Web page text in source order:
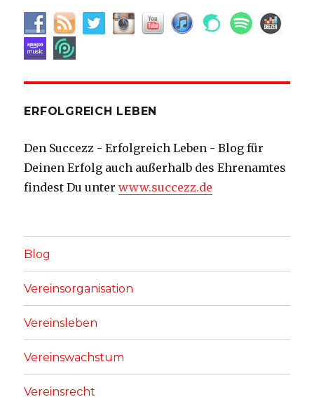
ERFOLGREICH LEBEN
Den Succezz - Erfolgreich Leben - Blog für
Deinen Erfolg auch außerhalb des Ehrenamtes
findest Du unterwww.succezz.de
Blog
Vereinsorganisation
Vereinsleben
Vereinswachstum
Vereinsrecht